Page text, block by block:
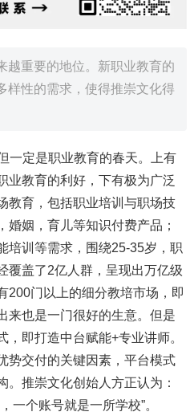
越重要的地位。新职业教育的
样性的需求，使得推崇文化得
一定是职业教育的春天。上有
业教育的利好，下有极为广泛
教育，包括职业培训与职场技
姻，育儿等知识付费产品；
培训等需求，围绕25-35岁，职
覆盖了2亿人群，呈现出万亿级
200门以上的细分教培市场，即
来也是一门很好的生意。但是
即打造中台赋能+专业讲师。
势交付的关键因素，平台模式
。推崇文化创始人方正认为：
一个账号就是一所学校”。